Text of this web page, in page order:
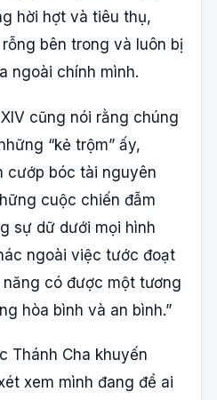
hời hợt và tiêu thụ,
bên trong và luôn bị
ngoài chính mình.
cũng nói rằng chúng
“kẻ trộm” ấy,
cướp bóc tài nguyên
cuộc chiến đẫm
sự dữ dưới mọi hình
ngoài việc tước đoạt
có được một tương
hòa bình và an bình.”
Thánh Cha khuyến
xem mình đang để ai